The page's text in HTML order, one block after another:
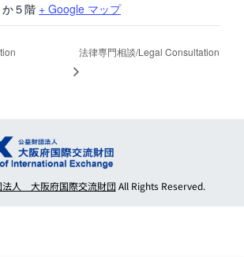
５階 + Google マップ
法律専門相談/Legal Consultation
法人 大阪府国際交流財団 All Rights Reserved.